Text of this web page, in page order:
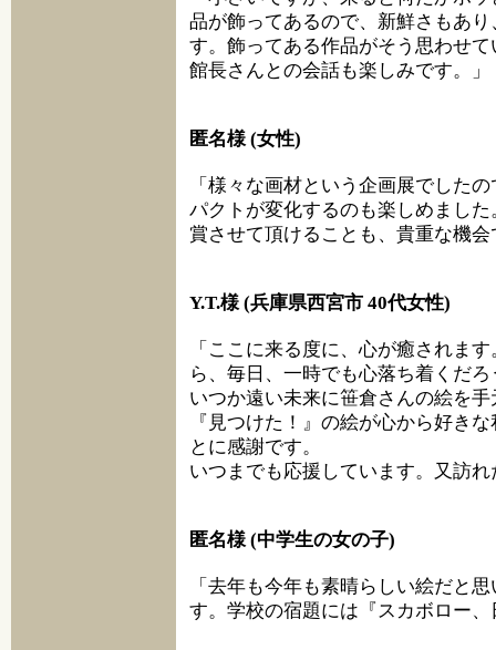
品が飾ってあるので、新鮮さもあ
す。飾ってある作品がそう思わせ
館長さんとの会話も楽しみです。」
匿名様 (女性)
「様々な画材という企画展でした
パクトが変化するのも楽しめまし
賞させて頂けることも、貴重な機
Y.T.様 (兵庫県西宮市 40代女性)
「ここに来る度に、心が癒されま
ら、毎日、一時でも心落ち着くだ
いつか遠い未来に笹倉さんの絵を
『見つけた！』の絵が心から好き
とに感謝です。
いつまでも応援しています。又訪
匿名様 (中学生の女の子)
「去年も今年も素晴らしい絵だと
す。学校の宿題には『スカボロー